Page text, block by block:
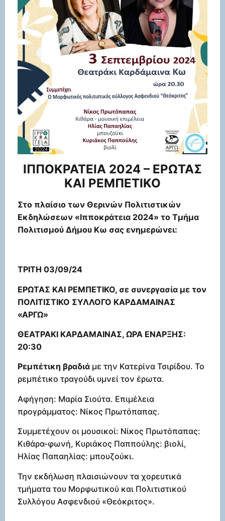
ΙΠΠΟΚΡΑΤΕΙΑ 2024 – ΕΡΩΤΑΣ
ΚΑΙ ΡΕΜΠΕΤΙΚΟ
Στο πλαίσιο των Θερινών Πολιτιστικών
Εκδηλώσεων «Ιπποκράτεια 2024» το Τμήμα
Πολιτισμού Δήμου Κω σας ενημερώνει:
ΤΡΙΤΗ 03/09/24
ΕΡΩΤΑΣ ΚΑΙ ΡΕΜΠΕΤΙΚΟ, σε συνεργασία με τον
ΠΟΛΙΤΙΣΤΙΚΟ ΣΥΛΛΟΓΟ ΚΑΡΔΑΜΑΙΝΑΣ
«ΑΡΓΩ»
ΘΕΑΤΡΑΚΙ ΚΑΡΔΑΜΑΙΝΑΣ, ΩΡΑ ΕΝΑΡΞΗΣ:
20:30
Ρεμπέτικη βραδιά με την Κατερίνα Τσιρίδου. Το
ρεμπέτικο τραγούδι υμνεί τον έρωτα.
Αφήγηση: Μαρία Σιούτα. Επιμέλεια
προγράμματος: Νίκος Πρωτόπαπας.
Συμμετέχουν οι μουσικοί: Νίκος Πρωτόπαπας:
Κιθάρα-φωνή, Κυριάκος Παππούλης: βιολί,
Ηλίας Παπαηλίας: μπουζούκι.
Την εκδήλωση πλαισιώνουν τα χορευτικά
τμήματα του Μορφωτικού και Πολιτιστικού
Συλλόγου Ασφενδιού «Θεόκριτος».